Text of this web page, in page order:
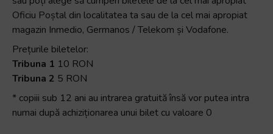
Oficiu Poștal din localitatea ta sau de la cel mai apropiat
magazin Inmedio, Germanos / Telekom și Vodafone.
Prețurile biletelor:
Tribuna 1 10 RON
Tribuna 2 5 RON
* copiii sub 12 ani au intrarea gratuită însă vor putea intra
numai după achiziționarea unui bilet cu valoare 0